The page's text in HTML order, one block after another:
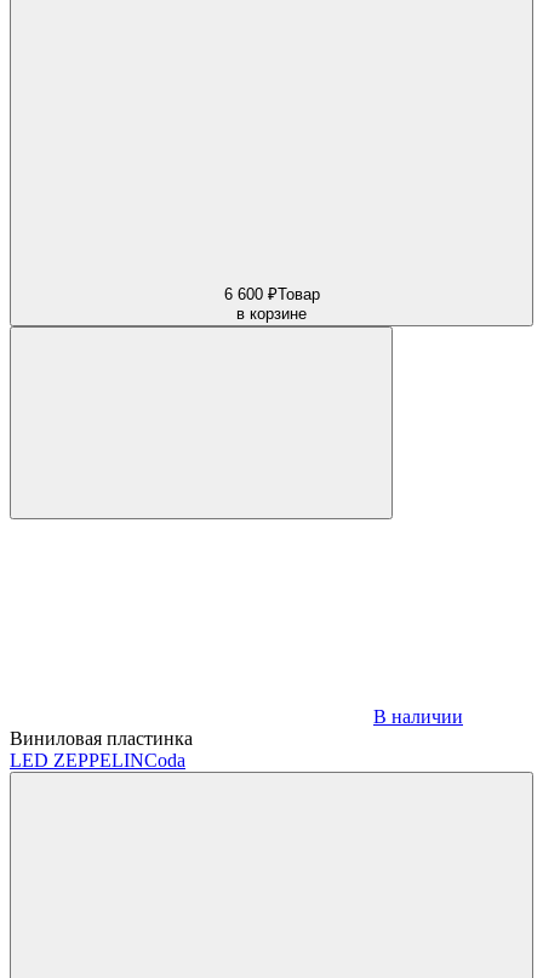
6 600 ₽Товар
в корзине
В наличии
Виниловая пластинка
LED ZEPPELINCoda